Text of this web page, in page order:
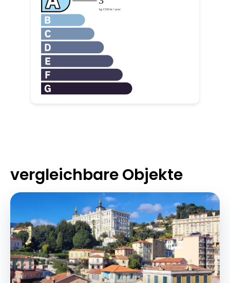
vergleichbare Objekte